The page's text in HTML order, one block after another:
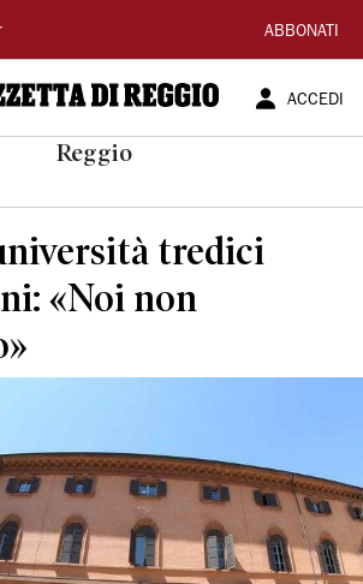
ABBONATI
ACCEDI
Reggio
tredici
«Noi non